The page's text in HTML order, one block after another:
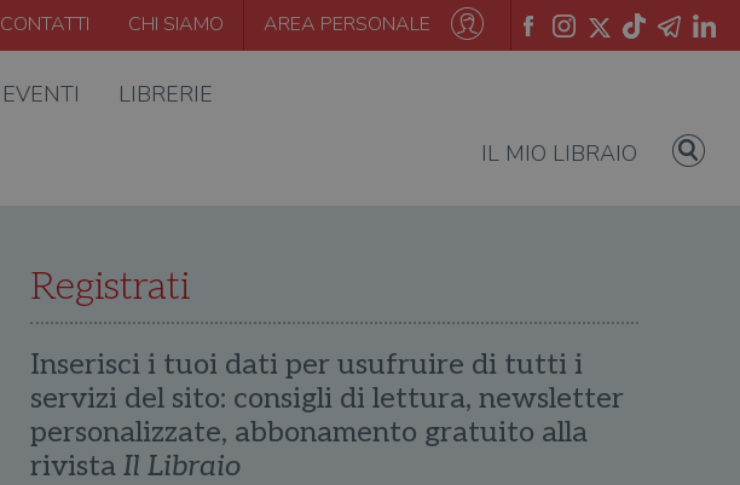
CONTATTI CHI SIAMO AREA PERSONALE
EVENTI LIBRERIE
IL MIO LIBRAIO
Registrati
Inserisci i tuoi dati per usufruire di tutti i
servizi del sito: consigli di lettura, newsletter
personalizzate, abbonamento gratuito alla
rivista Il Libraio